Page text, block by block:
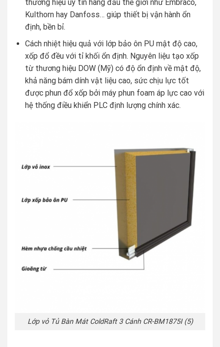
thương hiệu uy tín hàng đầu thế giới như Embraco,
Kulthorn hay Danfoss… giúp thiết bị vận hành ổn
định, bền bỉ.
Cách nhiệt hiệu quả với lớp bảo ôn PU mật độ cao,
xốp đổ đều với tỉ khối ổn định. Nguyên liệu tạo xốp
từ thương hiệu DOW (Mỹ) có độ ổn định về mật độ,
khả năng bám dính vật liệu cao, sức chịu lực tốt
được phun đổ xốp bởi máy phun foam áp lực cao với
hệ thống điều khiển PLC định lượng chính xác.
Lớp vỏ Tủ Bàn Mát ColdRaft 3 Cánh CR-BM1875I (5)